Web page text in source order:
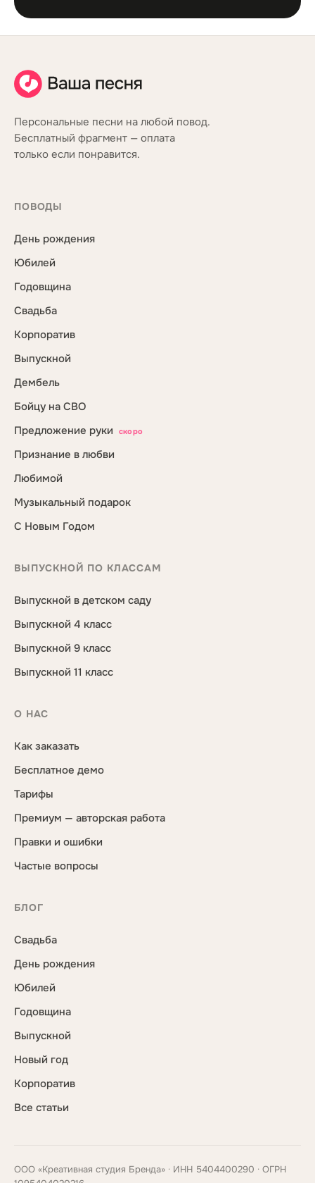
Персональные песни на любой повод.
Бесплатный фрагмент — оплата
только если понравится.
ПОВОДЫ
День рождения
Юбилей
Годовщина
Свадьба
Корпоратив
Выпускной
Дембель
Бойцу на СВО
Предложение руки
скоро
Признание в любви
Любимой
Музыкальный подарок
С Новым Годом
ВЫПУСКНОЙ ПО КЛАССАМ
Выпускной в детском саду
Выпускной 4 класс
Выпускной 9 класс
Выпускной 11 класс
О НАС
Как заказать
Бесплатное демо
Тарифы
Премиум — авторская работа
Правки и ошибки
Частые вопросы
БЛОГ
Свадьба
День рождения
Юбилей
Годовщина
Выпускной
Новый год
Корпоратив
Все статьи
ООО «Креативная студия Бренда» · ИНН 5404400290 · ОГРН